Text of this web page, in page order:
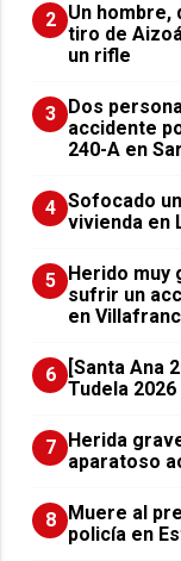
2 Un hombre,
tiro de
un rifle
3
​Dos
accidente
240-A en
4 Sofocado
vivienda en
5
Herido muy
sufrir un
en
6
[Santa Ana
Tudela 2026
7
Herida
aparatoso
8
Muere al
policía en